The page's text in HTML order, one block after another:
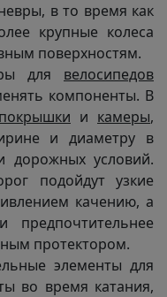
в то время как
крупные колеса
поверхностям.
для велосипедов
компоненты. В
покрышки и камеры,
и диаметру в
дорожных условий.
подойдут узкие
качению, а
предпочтительнее
протектором.
элементы для
во время катания,